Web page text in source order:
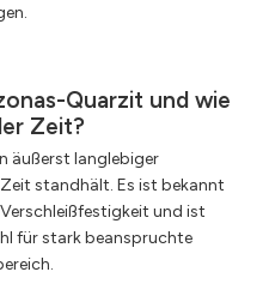
Quarzit und wie
Zeit?
äußerst langlebiger
standhält. Es ist bekannt
und ist
für stark beanspruchte